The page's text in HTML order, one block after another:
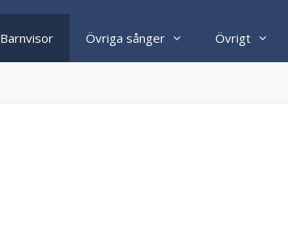
Barnvisor Övriga sånger Övrigt